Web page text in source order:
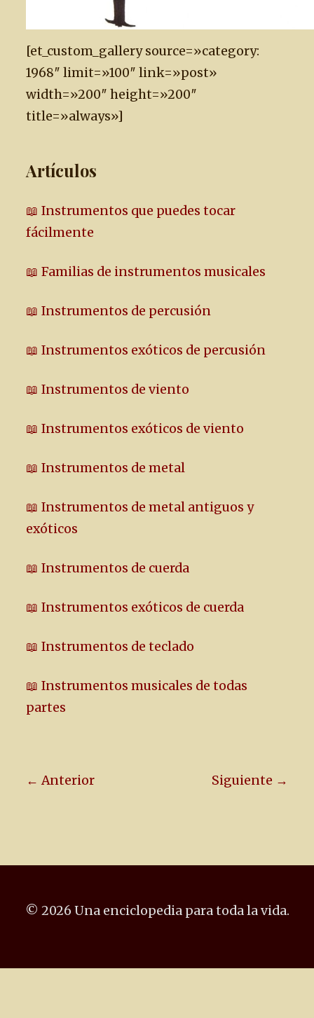
[et_custom_gallery source=»category:
1968″ limit=»100″ link=»post»
width=»200″ height=»200″
title=»always»]
Artículos
📖 Instrumentos que puedes tocar
fácilmente
📖 Familias de instrumentos musicales
📖 Instrumentos de percusión
📖 Instrumentos exóticos de percusión
📖 Instrumentos de viento
📖 Instrumentos exóticos de viento
📖 Instrumentos de metal
📖 Instrumentos de metal antiguos y
exóticos
📖 Instrumentos de cuerda
📖 Instrumentos exóticos de cuerda
📖 Instrumentos de teclado
📖 Instrumentos musicales de todas
partes
← Anterior Siguiente →
© 2026 Una enciclopedia para toda la vida.